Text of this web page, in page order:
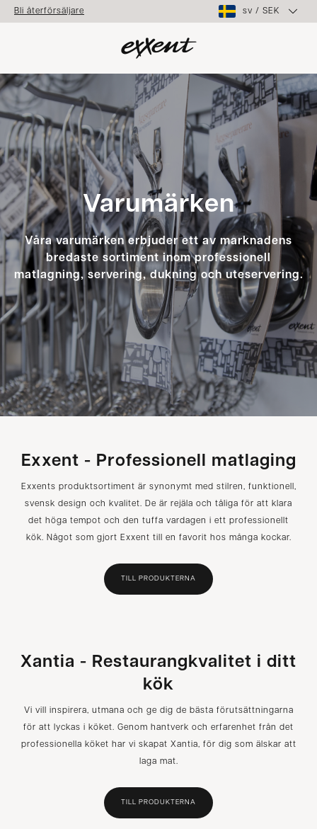
Bli återförsäljare sv / SEK
Varumärken
Våra varumärken erbjuder ett av marknadens
bredaste sortiment inom professionell
matlagning, servering, dukning och uteservering.
Exxent - Professionell matlaging
Exxents produktsortiment är synonymt med stilren, funktionell,
svensk design och kvalitet. De är rejäla och tåliga för att klara
det höga tempot och den tuffa vardagen i ett professionellt
kök. Något som gjort Exxent till en favorit hos många kockar.
TILL PRODUKTERNA
Xantia - Restaurangkvalitet i ditt
kök
Vi vill inspirera, utmana och ge dig de bästa förutsättningarna
för att lyckas i köket. Genom hantverk och erfarenhet från det
professionella köket har vi skapat Xantia, för dig som älskar att
laga mat.
TILL PRODUKTERNA